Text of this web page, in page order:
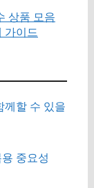
상품 모음
가이드
께할 수 있을
중요성